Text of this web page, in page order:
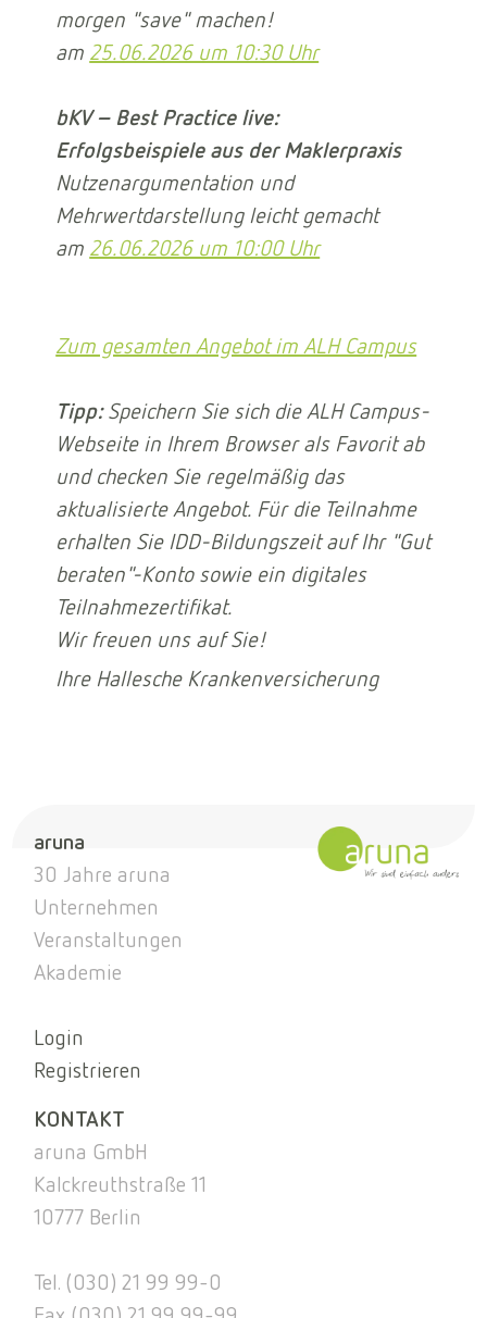
morgen "save" machen!
am 25.06.2026 um 10:30 Uhr
bKV – Best Practice live:
Erfolgsbeispiele aus der Maklerpraxis
Nutzenargumentation und
Mehrwertdarstellung leicht gemacht
am 26.06.2026 um 10:00 Uhr
Zum gesamten Angebot im ALH Campus
Tipp:Speichern Sie sich die ALH Campus-
Webseite in Ihrem Browser als Favorit ab
und checken Sie regelmäßig das
aktualisierte Angebot. Für die Teilnahme
erhalten Sie IDD-Bildungszeit auf Ihr "Gut
beraten"-Konto sowie ein digitales
Teilnahmezertifikat.
Wir freuen uns auf Sie!
Ihre Hallesche Krankenversicherung
aruna
30 Jahre aruna
Unternehmen
Veranstaltungen
Akademie
Login
Registrieren
KONTAKT
aruna GmbH
Kalckreuthstraße 11
10777 Berlin
Tel. (030) 21 99 99-0